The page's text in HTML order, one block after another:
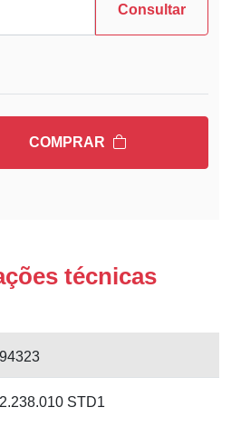
Consultar
COMPRAR
técnicas
STD1